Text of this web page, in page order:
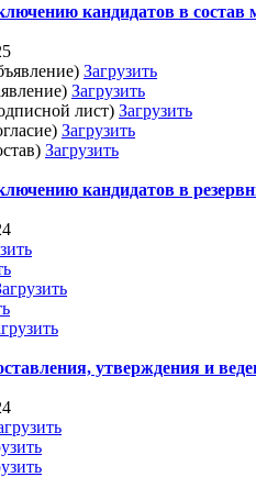
кандидатов в
Загрузить
Загрузить
лист) Загрузить
Загрузить
Загрузить
кандидатов в
утверждения и